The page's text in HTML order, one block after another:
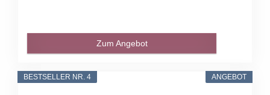
Zum Angebot
ANGEBOT
BESTSELLER NR. 4